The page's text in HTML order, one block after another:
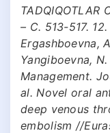
TADQIQOTLAR
– С. 513-517.
Ergashboevna,
Yangiboevna,
Management.
al. Novel oral
deep venous
embolism //